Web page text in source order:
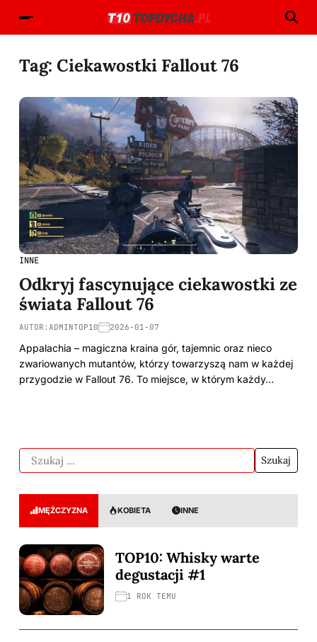
Tag: Ciekawostki Fallout 76
INNE
Odkryj fascynujące ciekawostki ze
świata Fallout 76
AUTOR: ADMINTOP10 2026-01-07
Appalachia – magiczna kraina gór, tajemnic oraz nieco
zwariowanych mutantów, którzy towarzyszą nam w każdej
przygodzie w Fallout 76. To miejsce, w którym każdy…
MĘŻCZYZNA KOBIETA INNE
TOP10: Whisky warte
degustacji #1
1 ROK TEMU